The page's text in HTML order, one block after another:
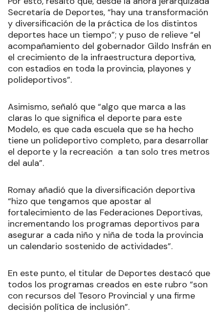
Secretaría de Deportes, “hay una transformación
y diversificación de la práctica de los distintos
deportes hace un tiempo”; y puso de relieve “el
acompañamiento del gobernador Gildo Insfrán en
el crecimiento de la infraestructura deportiva,
con estadios en toda la provincia, playones y
polideportivos”.
Asimismo, señaló que “algo que marca a las
claras lo que significa el deporte para este
Modelo, es que cada escuela que se ha hecho
tiene un polideportivo completo, para desarrollar
el deporte y la recreación a tan solo tres metros
del aula”.
Romay añadió que la diversificación deportiva
“hizo que tengamos que apostar al
fortalecimiento de las Federaciones Deportivas,
incrementando los programas deportivos para
asegurar a cada niño y niña de toda la provincia
un calendario sostenido de actividades”.
En este punto, el titular de Deportes destacó que
todos los programas creados en este rubro “son
con recursos del Tesoro Provincial y una firme
decisión política de inclusión”.